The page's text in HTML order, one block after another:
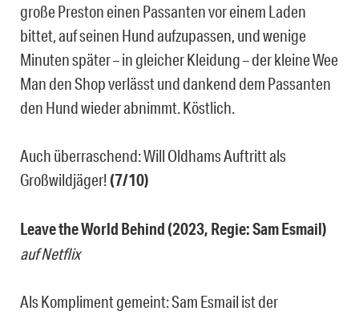
große Preston einen Passanten vor einem Laden
bittet, auf seinen Hund aufzupassen, und wenige
Minuten später – in gleicher Kleidung – der kleine Wee
Man den Shop verlässt und dankend dem Passanten
den Hund wieder abnimmt. Köstlich.
Auch überraschend: Will Oldhams Auftritt als
Großwildjäger!(7/10)
Leave the World Behind (2023, Regie: Sam Esmail)
auf Netflix
Als Kompliment gemeint: Sam Esmail ist der